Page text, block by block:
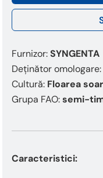
Furnizor:SYNGENTA
Deținător omologare:
Cultură: Floarea
Grupa FAO:semi-
Caracteristici: